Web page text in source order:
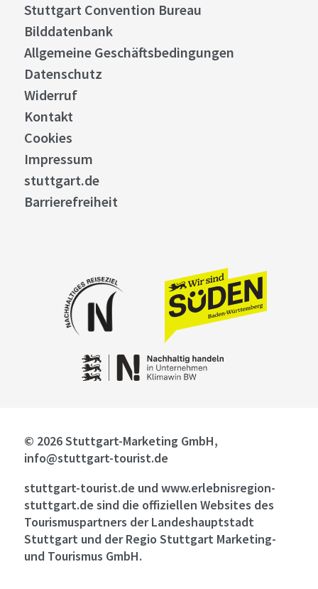
Stuttgart Convention Bureau
Bilddatenbank
Allgemeine Geschäftsbedingungen
Datenschutz
Widerruf
Kontakt
Cookies
Impressum
stuttgart.de
Barrierefreiheit
© 2026 Stuttgart-Marketing GmbH,
info@stuttgart-tourist.de
stuttgart-tourist.de und www.erlebnisregion-
stuttgart.de sind die offiziellen Websites des
Tourismuspartners der Landeshauptstadt
Stuttgart und der Regio Stuttgart Marketing-
und Tourismus GmbH.